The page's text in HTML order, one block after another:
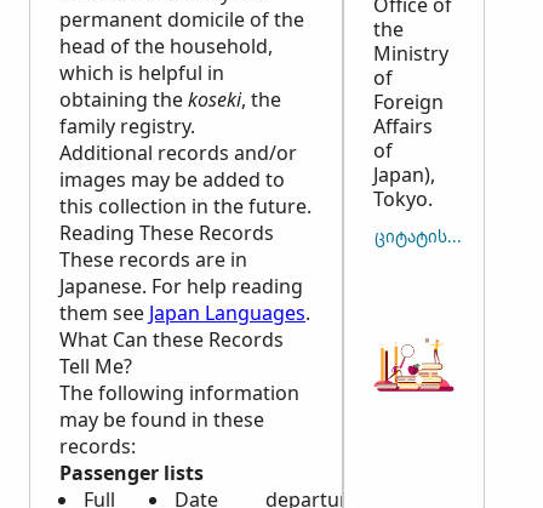
permanent domicile of the
head of the household,
which is helpful in
obtaining thekoseki, the
family registry.
Additional records and/or
images may be added to
this collection in the future.
Reading These Records
These records are in
Japanese. For help reading
them see Japan Languages.
What Can these Records
Tell Me?
The following information
may be found in these
records:
Passenger lists
Full
Date
departure
the
Ministry
of
Foreign
Affairs
of
Japan),
Tokyo.
ᲪᲘᲢᲐᲢᲘᲡ